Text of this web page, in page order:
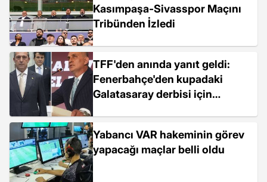
Kasımpaşa-Sivasspor Maçını
Tribünden İzledi
TFF'den anında yanıt geldi:
Fenerbahçe'den kupadaki
Galatasaray derbisi için
Yabancı VAR hakeminin görev
yapacağı maçlar belli oldu